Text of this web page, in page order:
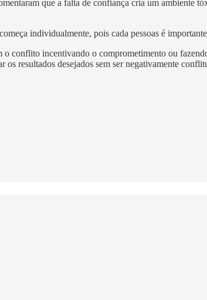
que a falta de confiança cria um ambiente
individualmente, pois cada pessoas é
conflito incentivando o comprometimento ou
resultados desejados sem ser negativamente